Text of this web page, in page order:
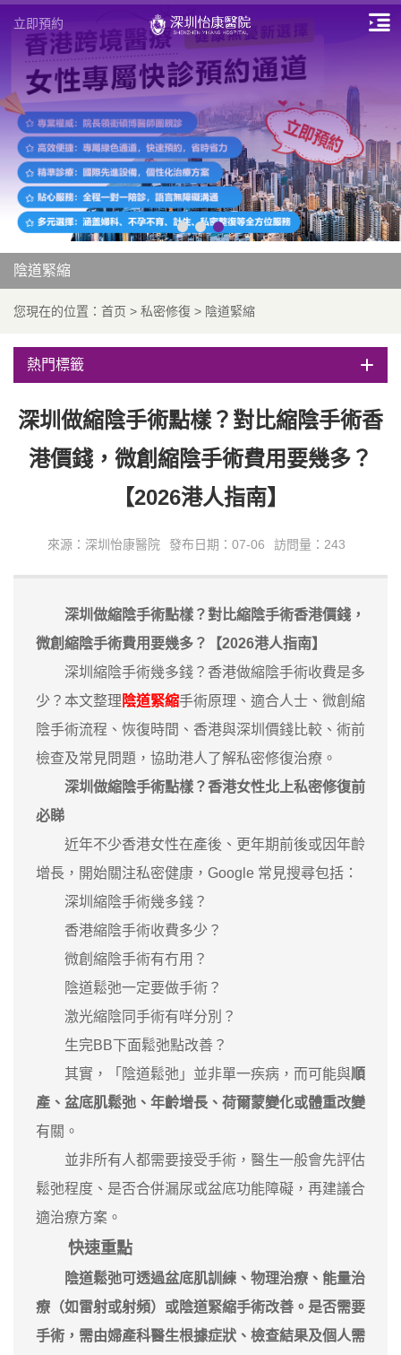
立即預約
陰道緊縮
您現在的位置： 首页 > 私密修復 > 陰道緊縮
熱門標籤
深圳做縮陰手術點樣？對比縮陰手術香
港價錢，微創縮陰手術費用要幾多？
【2026港人指南】
來源：深圳怡康醫院 發布日期：07-06 訪問量：243
深圳做縮陰手術點樣？對比縮陰手術香港價錢，
微創縮陰手術費用要幾多？【2026港人指南】
深圳縮陰手術幾多錢？香港做縮陰手術收費是多
少？本文整理 陰道緊縮手術原理、適合人士、微創縮
陰手術流程、恢復時間、香港與深圳價錢比較、術前
檢查及常見問題，協助港人了解私密修復治療。
深圳做縮陰手術點樣？香港女性北上私密修復前
必睇
近年不少香港女性在產後、更年期前後或因年齡
增長，開始關注私密健康，Google 常見搜尋包括：
深圳縮陰手術幾多錢？
香港縮陰手術收費多少？
微創縮陰手術有冇用？
陰道鬆弛一定要做手術？
激光縮陰同手術有咩分別？
生完BB下面鬆弛點改善？
其實，「陰道鬆弛」並非單一疾病，而可能與順
產、盆底肌鬆弛、年齡增長、荷爾蒙變化或體重改變
有關。
並非所有人都需要接受手術，醫生一般會先評估
鬆弛程度、是否合併漏尿或盆底功能障礙，再建議合
適治療方案。
快速重點
陰道鬆弛可透過盆底肌訓練、物理治療、能量治
療（如雷射或射頻）或陰道緊縮手術改善。是否需要
手術，需由婦產科醫生根據症狀、檢查結果及個人需